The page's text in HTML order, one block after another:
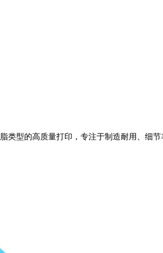
型的高质量打印，专注于制造耐用、细